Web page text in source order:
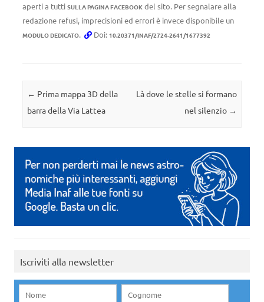
aperti a tutti SULLA PAGINA FACEBOOK del sito. Per segnalare alla
redazione refusi, imprecisioni ed errori è invece disponibile un
MODULO DEDICATO. Doi: 10.20371/INAF/2724-2641/1677392
Navigazione articolo
← Prima mappa 3D della
barra della Via Lattea
Là dove le stelle si formano
nel silenzio →
Iscriviti alla newsletter